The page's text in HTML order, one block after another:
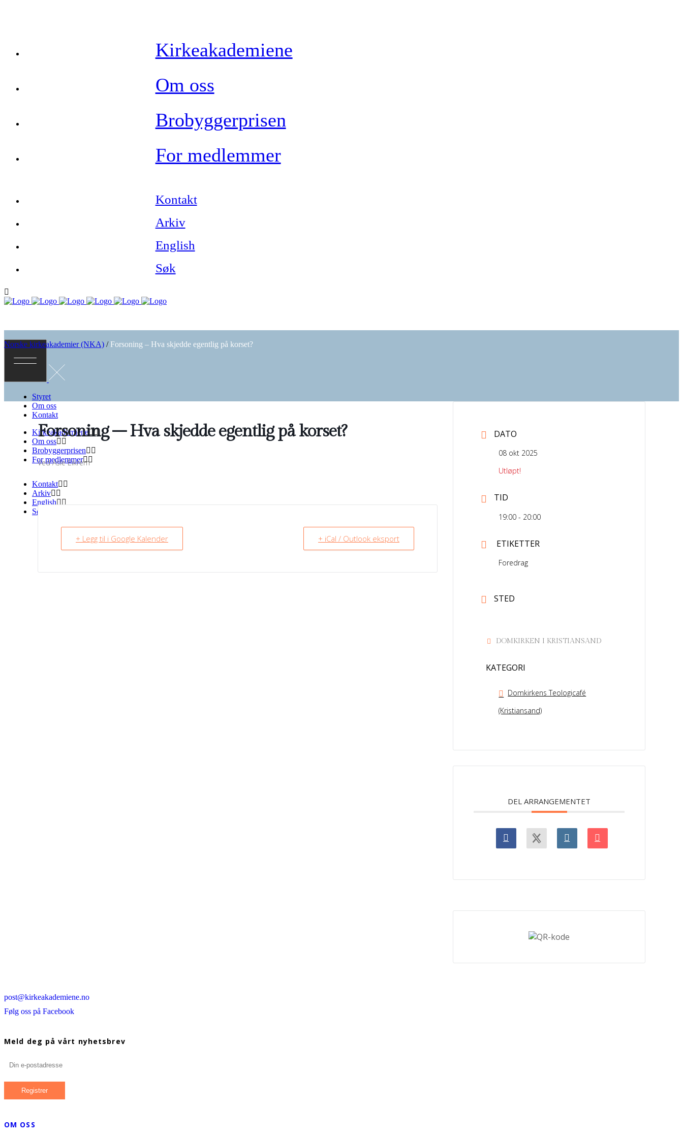
Kirkeakademiene
Om oss
Brobyggerprisen
For medlemmer
Kontakt
Arkiv
English
Søk
Styret
Om oss
Kontakt
Kirkeakademiene
Om oss
Brobyggerprisen
For medlemmer
Kontakt
Arkiv
English
Søk
Norske kirkeakademier (NKA) / Forsoning – Hva skjedde egentlig på korset?
Forsoning – Hva skjedde egentlig på korset?
Ved Asle Eikrem
+ Legg til i Google Kalender + iCal / Outlook eksport
DATO
08 okt 2025
Utløpt!
TID
19:00 - 20:00
ETIKETTER
Foredrag
STED
DOMKIRKEN I KRISTIANSAND
KATEGORI
Domkirkens Teologicafé
(Kristiansand)
DEL ARRANGEMENTET
post@kirkeakademiene.no
Følg oss på Facebook
Meld deg på vårt nyhetsbrev
OM OSS